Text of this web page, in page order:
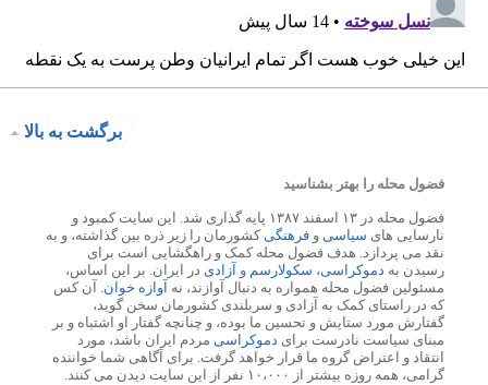
برگشت به بالا
فضول محله را بهتر بشناسید
فضول محله در ۱۳ اسفند ۱۳۸۷ پایه گذاری شد. این سایت کمبود و
نارسایی های سیاسی و فرهنگیکشورمان را زیر ذره بین گذاشته، و به
نقد می پردازد. هدف فضول محله کمک و راهگشایی است برای
رسیدن به دموکراسی، سکولارسم و آزادی در ایران. بر این اساس،
مسئولین فضول محله همواره به دنبال آوازند، نه آوازه خوان. آن کس
که در راستای کمک به آزادی و سربلندی کشورمان سخن گوید،
گفتارش مورد ستایش و تحسین ما بوده، و چنانچه گفتار او اشتباه و بر
مبنای سیاست نادرست برای دموکراسی مردم ایران باشد، مورد
انتقاد و اعتراض گروه ما قرار خواهد گرفت. برای آگاهی شما خواننده
گرامی، همه روزه بیشتر از ۱۰،۰۰۰ نفر از این سایت دیدن می کنند.